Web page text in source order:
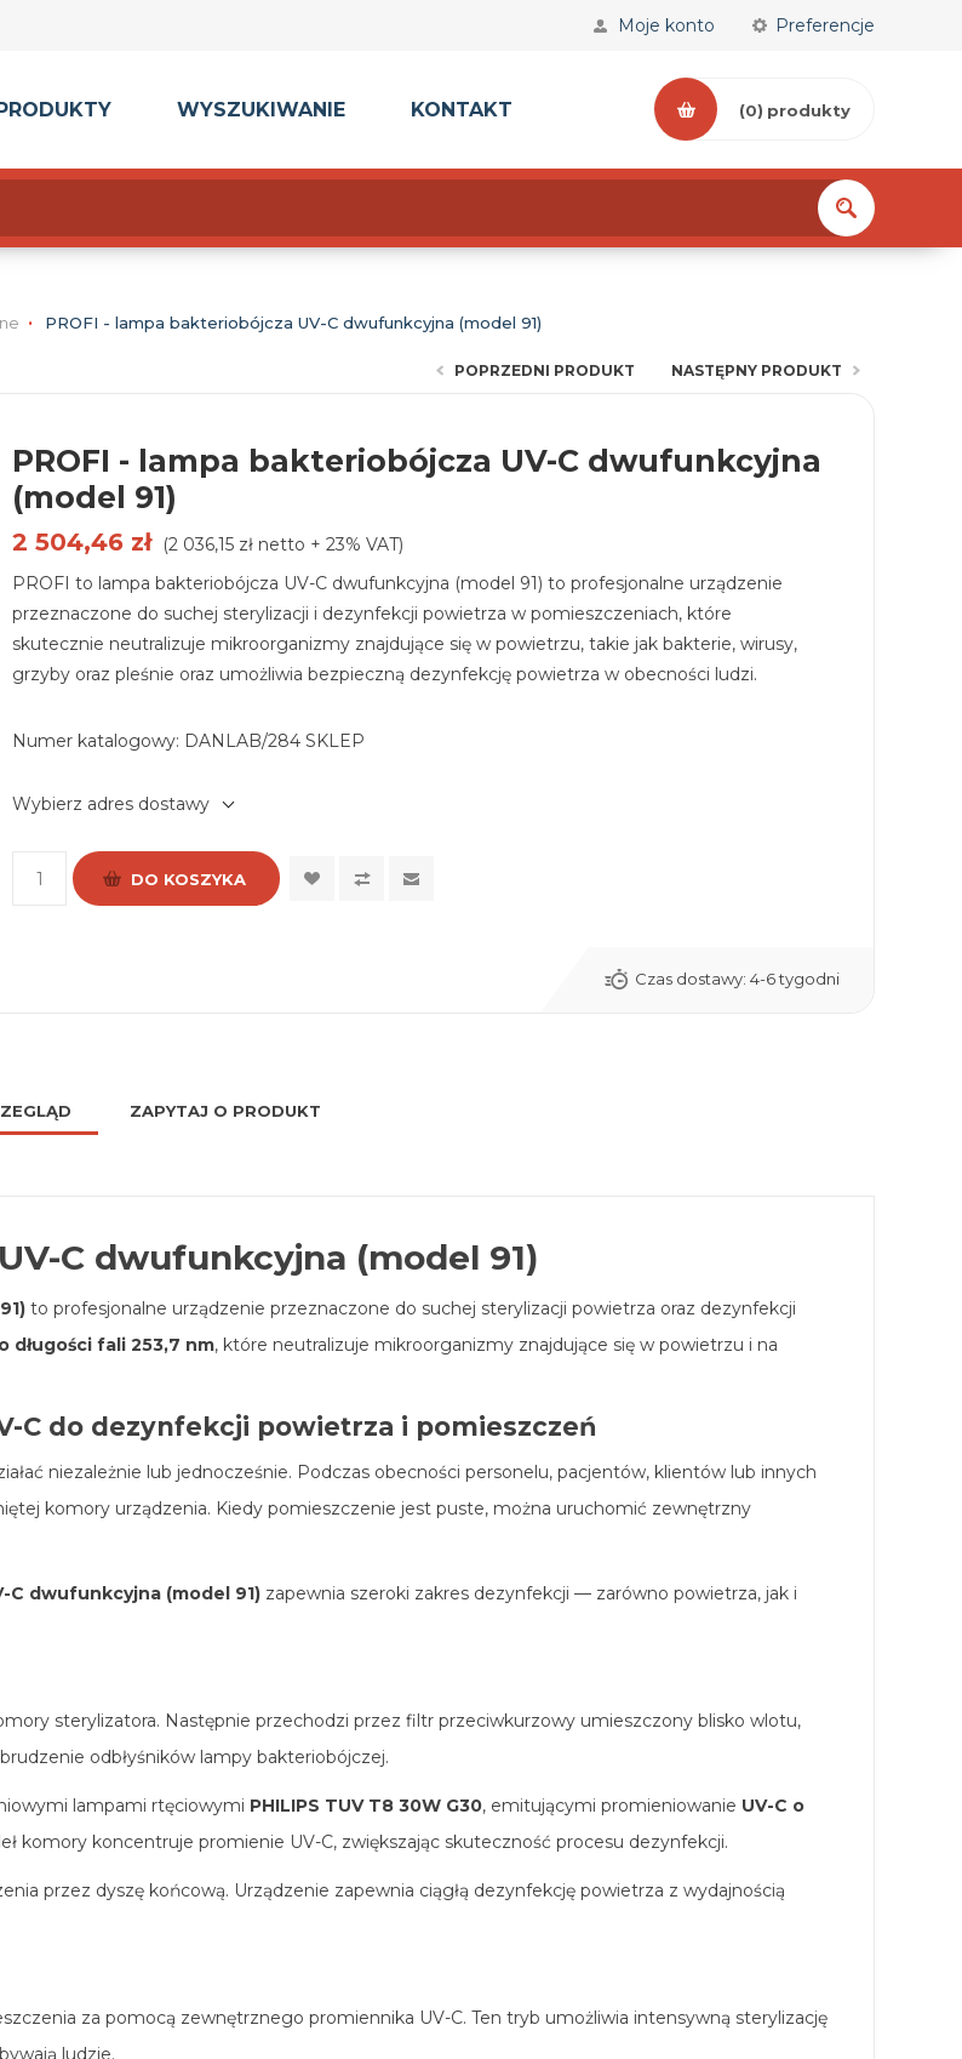
Preferencje
Moje konto
WYSZUKIWANIE KONTAKT (0) produkty
PROFI - lampa bakteriobójcza UV-C dwufunkcyjna (model 91)
POPRZEDNI PRODUKT NASTĘPNY PRODUKT
PROFI - lampa bakteriobójcza UV-C dwufunkcyjna
(model 91)
2 504,46 zł (2 036,15 zł netto + 23% VAT)
PROFI to lampa bakteriobójcza UV-C dwufunkcyjna (model 91) to profesjonalne urządzenie
przeznaczone do suchej sterylizacji i dezynfekcji powietrza w pomieszczeniach, które
skutecznie neutralizuje mikroorganizmy znajdujące się w powietrzu, takie jak bakterie, wirusy,
grzyby oraz pleśnie oraz umożliwia bezpieczną dezynfekcję powietrza w obecności ludzi.
Numer katalogowy: DANLAB/284 SKLEP
Wybierz adres dostawy
DO KOSZYKA
Czas dostawy: 4-6 tygodni
ZAPYTAJ O PRODUKT
C dwufunkcyjna (model 91)
to profesjonalne urządzenie przeznaczone do suchej sterylizacji powietrza oraz dezynfekcji
długości fali 253,7 nm, które neutralizuje mikroorganizmy znajdujące się w powietrzu i na
C do dezynfekcji powietrza i pomieszczeń
niezależnie lub jednocześnie. Podczas obecności personelu, pacjentów, klientów lub innych
komory urządzenia. Kiedy pomieszczenie jest puste, można uruchomić zewnętrzny
C dwufunkcyjna (model 91) zapewnia szeroki zakres dezynfekcji — zarówno powietrza, jak i
sterylizatora. Następnie przechodzi przez filtr przeciwkurzowy umieszczony blisko wlotu,
odbłyśników lampy bakteriobójczej.
lampami rtęciowymi PHILIPS TUV T8 30W G30, emitującymi promieniowanie UV-C o
komory koncentruje promienie UV-C, zwiększając skuteczność procesu dezynfekcji.
przez dyszę końcową. Urządzenie zapewnia ciągłą dezynfekcję powietrza z wydajnością
za pomocą zewnętrznego promiennika UV-C. Ten tryb umożliwia intensywną sterylizację
ludzie.